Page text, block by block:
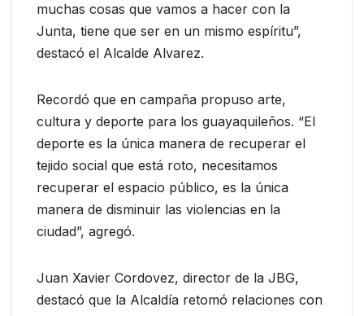
muchas cosas que vamos a hacer con la
Junta, tiene que ser en un mismo espíritu”,
destacó el Alcalde Alvarez.
Recordó que en campaña propuso arte,
cultura y deporte para los guayaquileños. “El
deporte es la única manera de recuperar el
tejido social que está roto, necesitamos
recuperar el espacio público, es la única
manera de disminuir las violencias en la
ciudad”, agregó.
Juan Xavier Cordovez, director de la JBG,
destacó que la Alcaldía retomó relaciones con